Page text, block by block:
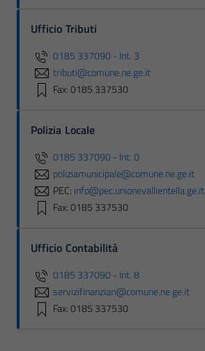
Ufficio Tributi
0185 337090 - Int. 3
tributi@comune.ne.ge.it
Fax: 0185 337530
Polizia Locale
0185 337090 - Int. 0
poliziamunicipale@comune.ne.ge.it
PEC: info@pec.unionevallientella.ge.it
Fax: 0185 337530
Ufficio Contabilità
0185 337090 - Int. 8
servizifinanziari@comune.ne.ge.it
Fax: 0185 337530